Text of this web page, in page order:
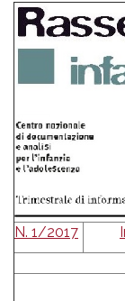
e
pr
e
N. 1/2017